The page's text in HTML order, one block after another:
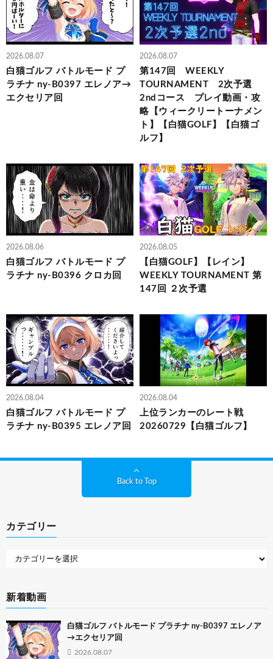
2026.08.07
白猫ゴルフ バトルモード プ
ラチナ ny-B0397 エレノア→
エクセリア回
2026.08.07
第147回 WEEKLY
TOURNAMENT 2次予選
2ndコース プレイ動画・攻
略【ウィークリートーナメン
ト】【白猫GOLF】【白猫ゴ
ルフ】
2026.08.06
白猫ゴルフ バトルモード プ
ラチナ ny-B0396 クロカ回
2026.08.05
【白猫GOLF】【レイン】
WEEKLY TOURNAMENT 第
147回 ２次予選
2026.08.04
白猫ゴルフ バトルモード プ
ラチナ ny-B0395 エレノア回
2026.08.04
上位ランカーのレート戦
20260729【白猫ゴルフ】
Back to Top
カテゴリー
新着動画
白猫ゴルフ バトルモード プラチナ ny-B0397 エレノア
→エクセリア回
2026.08.07